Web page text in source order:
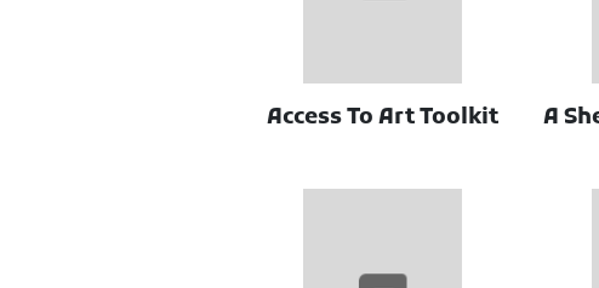
A
Access To Art Toolkit